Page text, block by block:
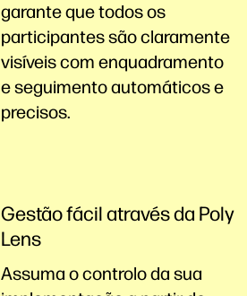
garante que todos os
participantes são claramente
visíveis com enquadramento
e seguimento automáticos e
precisos.
Gestão fácil através da Poly
Lens
Assuma o controlo da sua